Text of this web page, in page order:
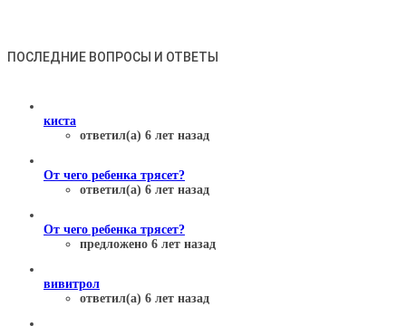
ПОСЛЕДНИЕ ВОПРОСЫ И ОТВЕТЫ
киста
ответил(а) 6 лет назад
От чего ребенка трясет?
ответил(а) 6 лет назад
От чего ребенка трясет?
предложено 6 лет назад
вивитрол
ответил(а) 6 лет назад